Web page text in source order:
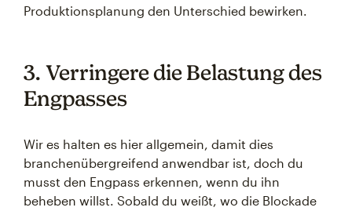
Produktionsplanung den Unterschied bewirken.
3. Verringere die Belastung des
Engpasses
Wir es halten es hier allgemein, damit dies
branchenübergreifend anwendbar ist, doch du
musst den Engpass erkennen, wenn du ihn
beheben willst. Sobald du weißt, wo die Blockade